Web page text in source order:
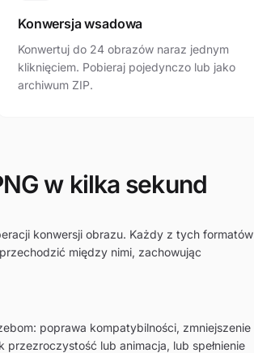
Konwersja wsadowa
Konwertuj do 24 obrazów naraz jednym
kliknięciem. Pobieraj pojedynczo lub jako
archiwum ZIP.
w kilka sekund
konwersji obrazu. Każdy z tych formatów
między nimi, zachowując
poprawa kompatybilności, zmniejszenie
przezroczystość lub animacja, lub spełnienie